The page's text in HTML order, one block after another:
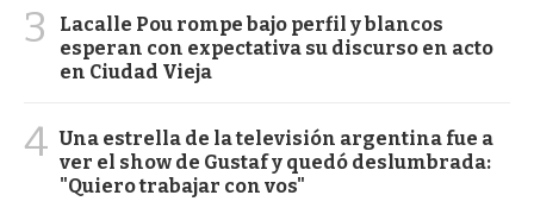
3
Lacalle Pou rompe bajo perfil y blancos
esperan con expectativa su discurso en acto
en Ciudad Vieja
4 Una estrella de la televisión argentina fue a
ver el show de Gustaf y quedó deslumbrada:
"Quiero trabajar con vos"